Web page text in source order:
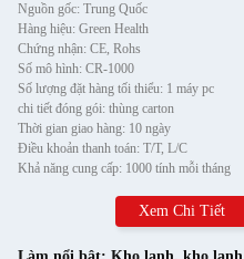
Nguồn gốc: Trung Quốc
Hàng hiệu: Green Health
Chứng nhận: CE, Rohs
Số mô hình: CR-1000
Số lượng đặt hàng tối thiểu: 1 máy pc
chi tiết đóng gói: thùng carton
Thời gian giao hàng: 10 ngày
Điều khoản thanh toán: T/T, L/C
Khả năng cung cấp: 1000 tính mỗi tháng
Xem Chi Tiết